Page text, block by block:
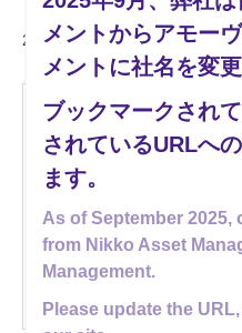
2026年2月20日
データについて
1997年以降のデータを表示していま
(税引前分配金再投資ベース)は、当ファ
(税引前分配金再投資ベース)は、税引前
社が決定しますが、委託会社の判断に
ない場合もあります。
ではありません。
手数料・税金等は
メントからアモー
メントに社名を変
ブックマークされ
されているURLへ
ます。
As of September 2025,
from Nikko Asset
Management.
Please update the